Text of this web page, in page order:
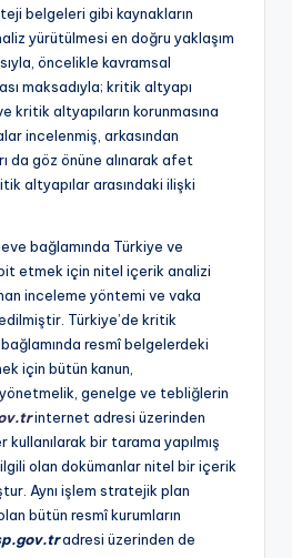
belgeleri gibi kaynakların
yürütülmesi en doğru yaklaşım
öncelikle kavramsal
maksadıyla; kritik altyapı
kritik altyapıların korunmasına
incelenmiş, arkasından
da göz önüne alınarak afet
altyapılar arasındaki ilişki
bağlamında Türkiye ve
etmek için nitel içerik analizi
inceleme yöntemi ve vaka
Türkiye’de kritik
bağlamında resmî belgelerdeki
için bütün kanun,
yönetmelik, genelge ve tebliğlerin
internet adresi üzerinden
bir tarama yapılmış
olan dokümanlar nitel bir içerik
Aynı işlem stratejik plan
bütün resmî kurumların
adresi üzerinden de